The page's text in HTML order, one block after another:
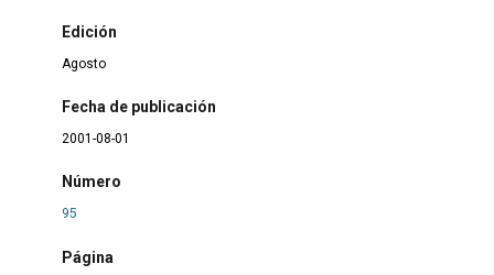
Edición
Agosto
Fecha de publicación
2001-08-01
Número
95
Página